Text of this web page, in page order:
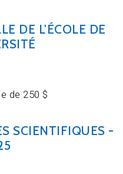
DE L'ÉCOLE DE
de 250 $
SCIENTIFIQUES -